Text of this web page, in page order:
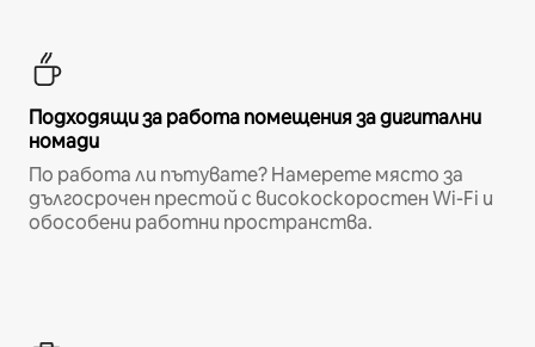
Подходящи за работа помещения за дигитални
номади
По работа ли пътувате? Намерете място за
дългосрочен престой с високоскоростен Wi-Fi и
обособени работни пространства.